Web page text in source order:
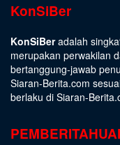
KonSiBer
KonSiBeradalah
merupakan perwakilan
bertanggung-jawab
Siaran-Berita.com
berlaku di Siaran-